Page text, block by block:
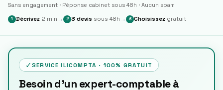
Sans engagement · Réponse cabinet sous 48h · Aucun spam
1 Décrivez 2 min → 2 3 devis sous 48h → 3 Choisissez gratuit
✓ SERVICE ILICOMPTA · 100% GRATUIT
Besoin d'un expert-comptable à